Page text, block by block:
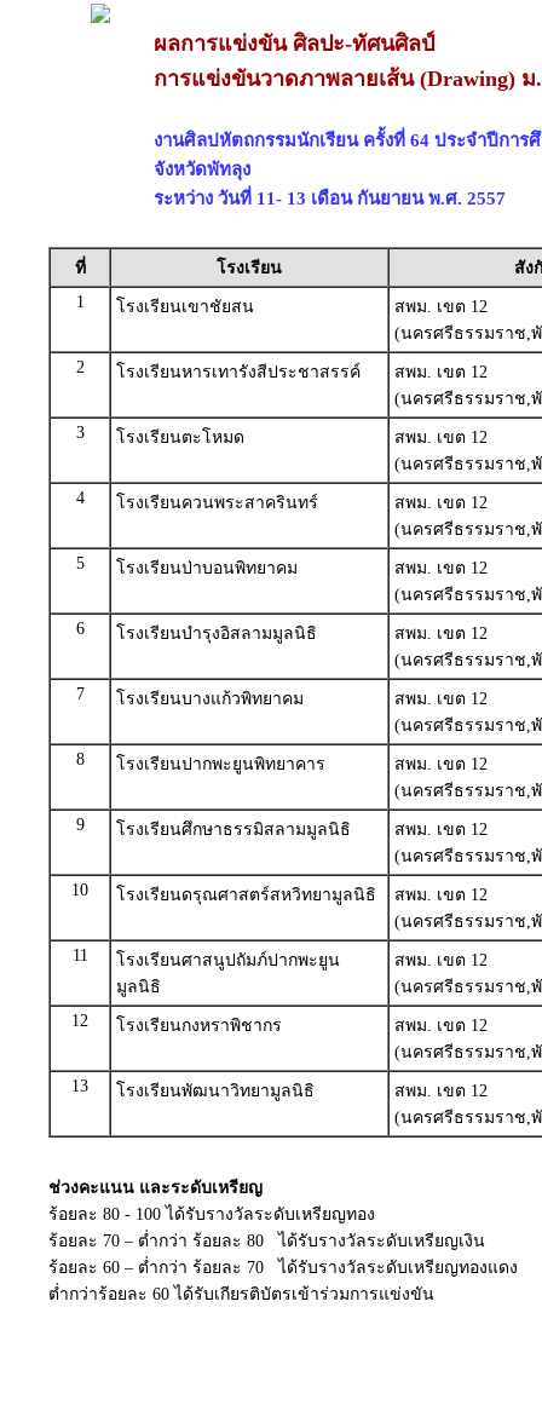
ผลการแข่งขัน ศิลปะ-ทัศนศิลป์
การแข่งขันวาดภาพลายเส้น (Drawing) ม
งานศิลปหัตถกรรมนักเรียน ครั้งที่ 64 ประจำปีการ
จังหวัดพัทลุง
ระหว่าง วันที่ 11- 13 เดือน กันยายน พ.ศ. 2557
ที่ โรงเรียน
สัง
1
โรงเรียนเขาชัยสน
สพม. เขต 12
(นครศรีธรรมราช,
2
โรงเรียนหารเทารังสีประชาสรรค์
สพม. เขต 12
(นครศรีธรรมราช,
3
โรงเรียนตะโหมด
สพม. เขต 12
(นครศรีธรรมราช,
4
โรงเรียนควนพระสาครินทร์
สพม. เขต 12
(นครศรีธรรมราช,
5
โรงเรียนป่าบอนพิทยาคม
สพม. เขต 12
(นครศรีธรรมราช,
6
โรงเรียนบำรุงอิสลามมูลนิธิ
สพม. เขต 12
(นครศรีธรรมราช,
7
โรงเรียนบางแก้วพิทยาคม
สพม. เขต 12
(นครศรีธรรมราช,
8
โรงเรียนปากพะยูนพิทยาคาร
สพม. เขต 12
(นครศรีธรรมราช,
9
โรงเรียนศึกษาธรรมิสลามมูลนิธิ
สพม. เขต 12
(นครศรีธรรมราช,
10
โรงเรียนดรุณศาสตร์สหวิทยามูลนิธิ
สพม. เขต 12
(นครศรีธรรมราช,
11
โรงเรียนศาสนูปถัมภ์ปากพะยูน
มูลนิธิ
สพม. เขต 12
(นครศรีธรรมราช,
12
โรงเรียนกงหราพิชากร
สพม. เขต 12
(นครศรีธรรมราช,
13
โรงเรียนพัฒนาวิทยามูลนิธิ
สพม. เขต 12
(นครศรีธรรมราช,
ช่วงคะแนน และระดับเหรียญ
ร้อยละ 80 - 100 ได้รับรางวัลระดับเหรียญทอง
ร้อยละ 70 – ต่ำกว่า ร้อยละ 80 ได้รับรางวัลระดับเหรียญเงิน
ร้อยละ 60 – ต่ำกว่า ร้อยละ 70 ได้รับรางวัลระดับเหรียญทองแดง
ต่ำกว่าร้อยละ 60 ได้รับเกียรติบัตรเข้าร่วมการแข่งขัน